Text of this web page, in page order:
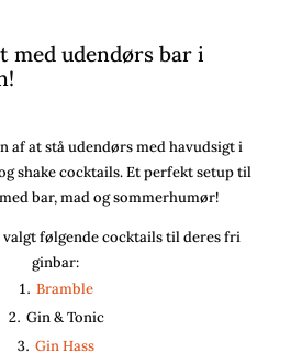
med udendørs bar i
af at stå udendørs med havudsigt i
shake cocktails. Et perfekt setup til
bar, mad og sommerhumør!
valgt følgende cocktails til deres fri
ginbar:
Bramble
Gin & Tonic
Gin Hass